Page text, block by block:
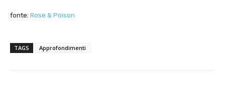
fonte: Rose & Poison
TAGS Approfondimenti